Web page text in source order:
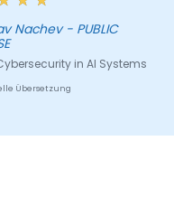
Nachev - PUBLIC
in AI Systems
Übersetzung